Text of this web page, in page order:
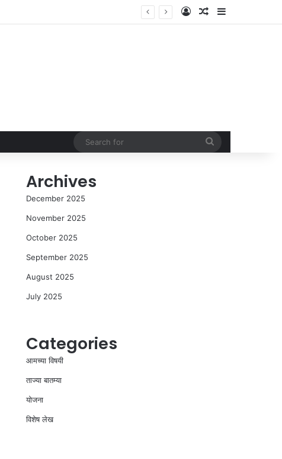
Log InRandom Article
Sidebar
Archives
December 2025
November 2025
October 2025
September 2025
August 2025
July 2025
Categories
आमच्या विषयी
ताज्या बातम्या
योजना
विशेष लेख